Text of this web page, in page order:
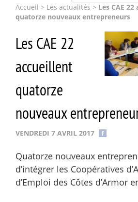
Accueil > Les actualités > Les CAE
quatorze nouveaux entrepreneurs
Les CAE 22
accueillent
quatorze
nouveaux
VENDREDI 7 AVRIL 2017
Quatorze nouveaux
d’intégrer les Coopératives
d’Emploi des Côtes d’Armor